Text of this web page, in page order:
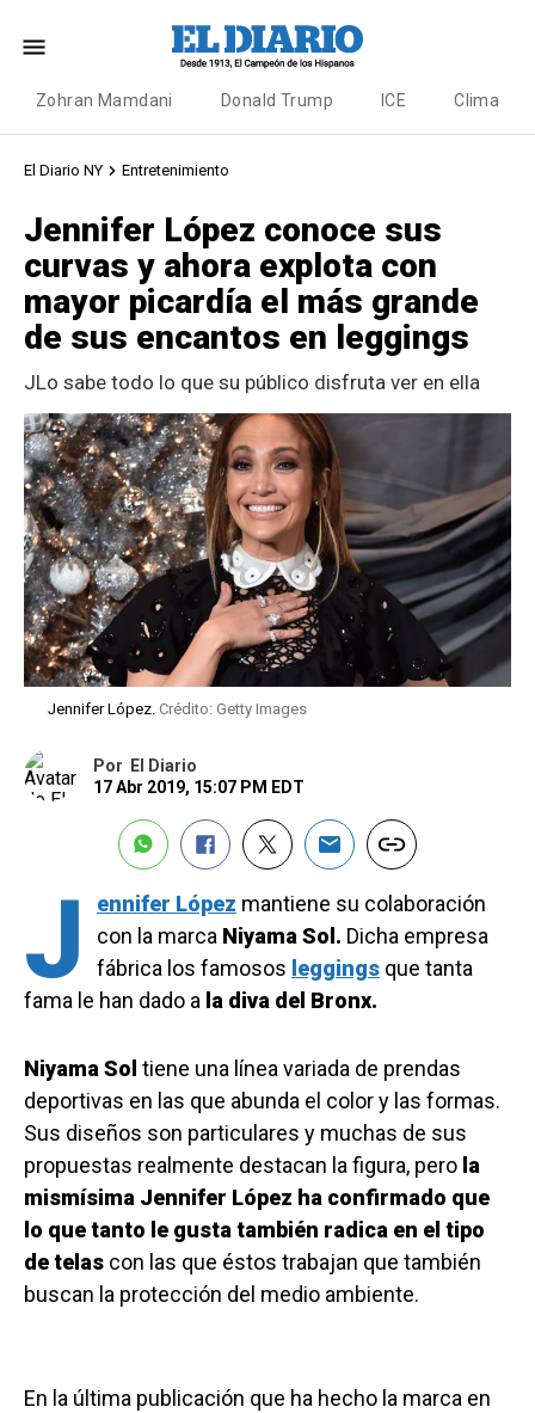
Zohran Mamdani Donald Trump ICE Clima
El Diario NY Entretenimiento
Jennifer López conoce sus
curvas y ahora explota con
mayor picardía el más grande
de sus encantos en leggings
JLo sabe todo lo que su público disfruta ver en ella
Jennifer López. Crédito: Getty Images
Por
El Diario
17 Abr 2019, 15:07 PM EDT
J ennifer López mantiene su colaboración
con la marca Niyama Sol. Dicha empresa
fábrica los famosos leggings que tanta
fama le han dado a la diva del Bronx.
Niyama Sol tiene una línea variada de prendas
deportivas en las que abunda el color y las formas.
Sus diseños son particulares y muchas de sus
propuestas realmente destacan la figura, pero la
mismísima Jennifer López ha confirmado que
lo que tanto le gusta también radica en el tipo
de telas con las que éstos trabajan que también
buscan la protección del medio ambiente.
En la última publicación que ha hecho la marca en